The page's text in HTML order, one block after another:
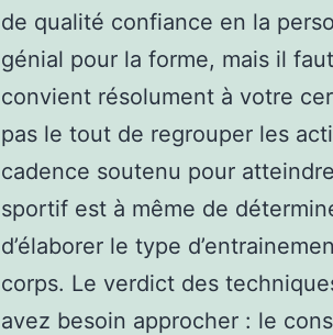
de qualité confiance en la
génial pour la forme, mais il
convient résolument à votre
pas le tout de regrouper les
cadence soutenu pour
sportif est à même de
d’élaborer le type
corps. Le verdict des
avez besoin approcher : le